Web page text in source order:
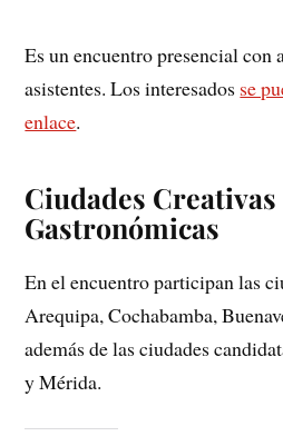
Es un encuentro presencial con
asistentes. Los interesados se
enlace.
Ciudades Creativas
Gastronómicas
En el encuentro participan las
Arequipa, Cochabamba,
además de las ciudades
y Mérida.